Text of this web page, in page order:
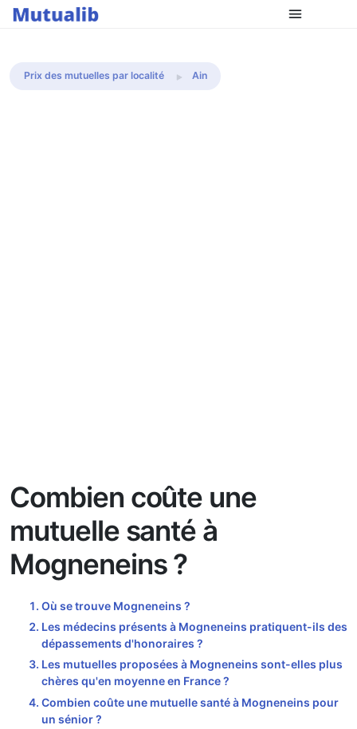
Comparer les mutuelles
Prix des mutuelles par localité Ain
Combien coûte une
mutuelle santé à
Mogneneins ?
Où se trouve Mogneneins ?
Les médecins présents à Mogneneins pratiquent-ils des
dépassements d'honoraires ?
Les mutuelles proposées à Mogneneins sont-elles plus
chères qu'en moyenne en France ?
Combien coûte une mutuelle santé à Mogneneins pour
un sénior ?